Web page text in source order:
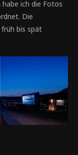
habe ich die Fotos
Die
früh bis spät